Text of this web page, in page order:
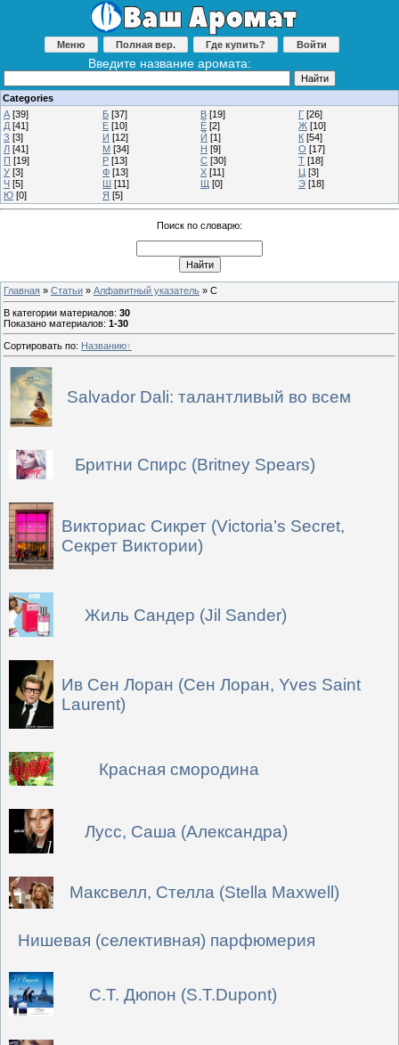
Меню Полная вер. Где купить? Войти
Введите название аромата:
Categories
А [39] Б [37] В [19] Г [26]
Д [41] Е [10] Ё [2] Ж [10]
З [3] И [12] Й [1] К [54]
Л [41] М [34] Н [9] О [17]
П [19] Р [13] С [30] Т [18]
У [3] Ф [13] Х [11] Ц [3]
Ч [5] Ш [11] Щ [0] Э [18]
Ю [0] Я [5]
Поиск по словарю:
Главная » Статьи » Алфавитный указатель » С
В категории материалов: 30
Показано материалов: 1-30
Сортировать по: Названию
Salvador Dali: талантливый во всем
Бритни Спирс (Britney Spears)
Викториас Сикрет (Victoria’s Secret,
Секрет Виктории)
Жиль Сандер (Jil Sander)
Ив Сен Лоран (Сен Лоран, Yves Saint
Laurent)
Красная смородина
Лусс, Саша (Александра)
Максвелл, Стелла (Stella Maxwell)
Нишевая (селективная) парфюмерия
С.Т. Дюпон (S.T.Dupont)